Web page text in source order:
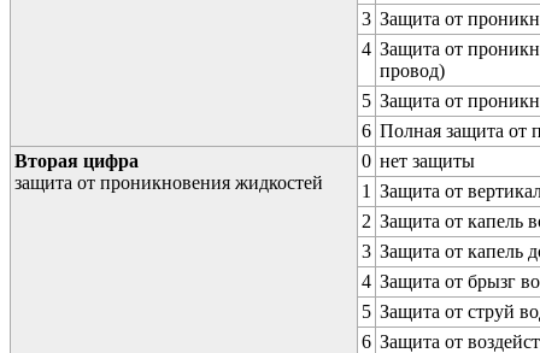
3 Защита от
4 Защита от
провод)
5 Защита от
6 Полная защита от
Вторая цифра
защита от проникновения жидкостей
0 нет защиты
1 Защита от
2 Защита от капель
3 Защита от капель
4 Защита от брызг
5 Защита от струй
6 Защита от